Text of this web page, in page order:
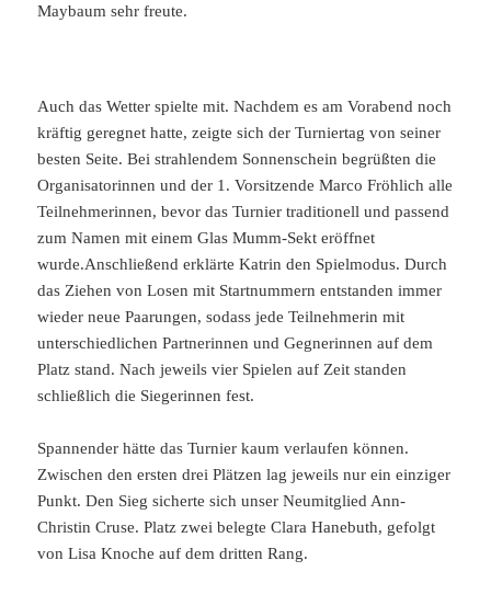
Maybaum sehr freute.
Auch das Wetter spielte mit. Nachdem es am Vorabend noch
kräftig geregnet hatte, zeigte sich der Turniertag von seiner
besten Seite. Bei strahlendem Sonnenschein begrüßten die
Organisatorinnen und der 1. Vorsitzende Marco Fröhlich alle
Teilnehmerinnen, bevor das Turnier traditionell und passend
zum Namen mit einem Glas Mumm-Sekt eröffnet
wurde.Anschließend erklärte Katrin den Spielmodus. Durch
das Ziehen von Losen mit Startnummern entstanden immer
wieder neue Paarungen, sodass jede Teilnehmerin mit
unterschiedlichen Partnerinnen und Gegnerinnen auf dem
Platz stand. Nach jeweils vier Spielen auf Zeit standen
schließlich die Siegerinnen fest.
Spannender hätte das Turnier kaum verlaufen können.
Zwischen den ersten drei Plätzen lag jeweils nur ein einziger
Punkt. Den Sieg sicherte sich unser Neumitglied Ann-
Christin Cruse. Platz zwei belegte Clara Hanebuth, gefolgt
von Lisa Knoche auf dem dritten Rang.